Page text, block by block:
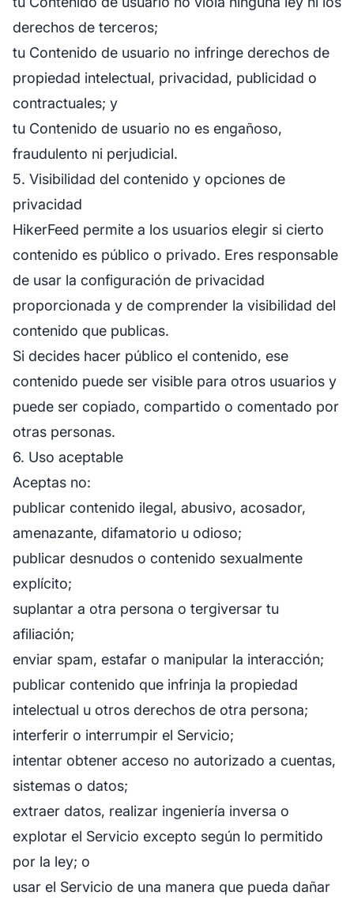
derechos de terceros;
tu Contenido de usuario no infringe derechos de
propiedad intelectual, privacidad, publicidad o
contractuales; y
tu Contenido de usuario no es engañoso,
fraudulento ni perjudicial.
5. Visibilidad del contenido y opciones de
privacidad
HikerFeed permite a los usuarios elegir si cierto
contenido es público o privado. Eres responsable
de usar la configuración de privacidad
proporcionada y de comprender la visibilidad del
contenido que publicas.
Si decides hacer público el contenido, ese
contenido puede ser visible para otros usuarios y
puede ser copiado, compartido o comentado por
otras personas.
6. Uso aceptable
Aceptas no:
publicar contenido ilegal, abusivo, acosador,
amenazante, difamatorio u odioso;
publicar desnudos o contenido sexualmente
explícito;
suplantar a otra persona o tergiversar tu
afiliación;
enviar spam, estafar o manipular la interacción;
publicar contenido que infrinja la propiedad
intelectual u otros derechos de otra persona;
interferir o interrumpir el Servicio;
intentar obtener acceso no autorizado a cuentas,
sistemas o datos;
extraer datos, realizar ingeniería inversa o
explotar el Servicio excepto según lo permitido
por la ley; o
usar el Servicio de una manera que pueda dañar